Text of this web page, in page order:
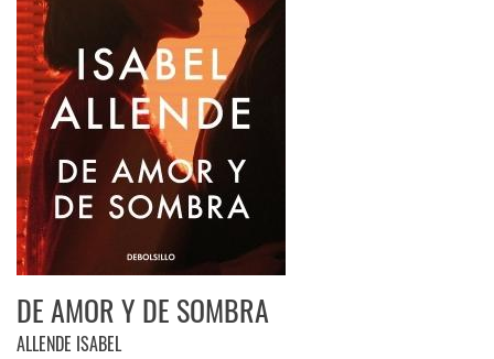
DE AMOR Y DE SOMBRA
ALLENDE ISABEL